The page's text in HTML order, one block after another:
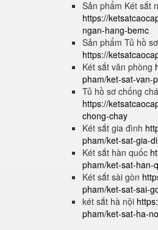
Sản phẩm Két sắt
https://
ngan-hang-bemc
Sản phẩm Tủ hồ sơ
https://
Két sắt văn phòng
pham/ket-sat-van-
Tủ hồ sơ chống
https://
chong-chay
Két sắt gia đình
pham/ket-sat-gia-
Két sắt hàn quốc
pham/ket-sat-han-
Két sắt sài gòn
pham/ket-sat-sai-
két sắt hà nội
pham/ket-sat-ha-